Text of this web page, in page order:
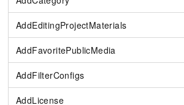
AddEditingProjectMaterials
AddFavoritePublicMedia
AddFilterConfigs
AddLicense
大模型服务
千问AI平台-Token Plan NEW
千问AI平台-模型体验
AI 应
大模型
丰富多
大模型
1亿+ 大模型 tokens 和 30+ 款产品免费体验
140+云产品 免费试用
产品新客免费试用，最长12个月
大模型ACA认证体验
助力企业全员 AI 认知与能力提升
夜间 5
Tableau 订阅
AI空中课堂在线直播课堂（旗舰版）
生态解决方案
行业生态解决方案
CRM
OA 办
财税管理
入门学习赛